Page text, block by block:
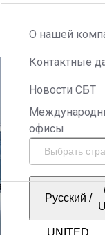
О нашей
Контактные
Новости СБТ
офисы
Русский /